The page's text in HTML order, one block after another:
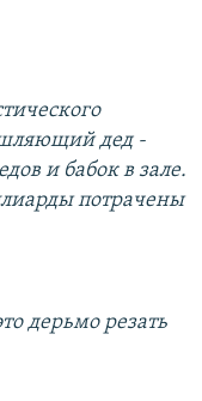
дед -
и бабок в зале.
потрачены
дерьмо резать